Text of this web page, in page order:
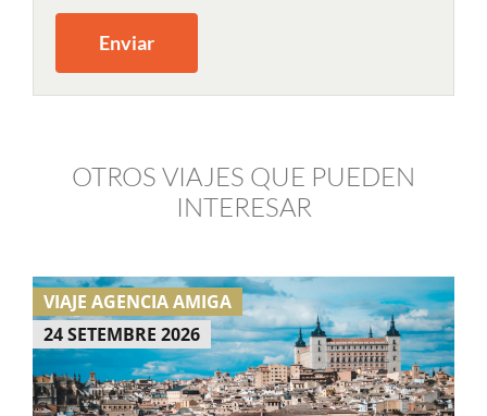
OTROS VIAJES QUE PUEDEN
INTERESAR
VIAJE AGENCIA AMIGA
24 SETEMBRE 2026